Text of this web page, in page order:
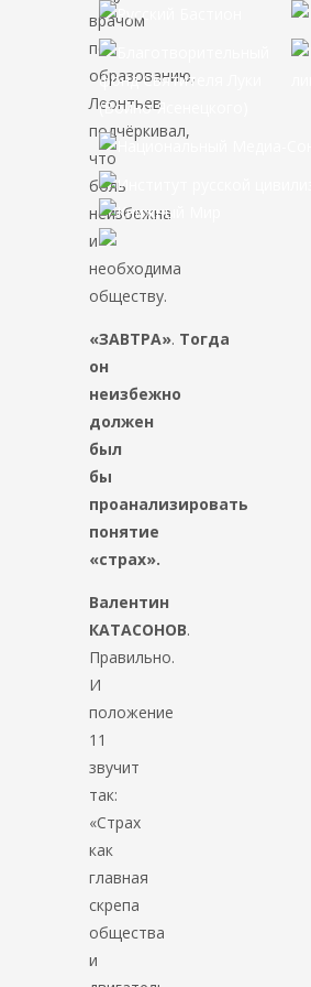
врачом
по
образованию,
Леонтьев
подчёркивал,
что
боль
неизбежна
и
необходима
обществу.
«ЗАВТРА». Тогда
он
неизбежно
должен
был
бы
проанализировать
понятие
«страх».
Валентин
КАТАСОНОВ.
Правильно.
И
положение
11
звучит
так:
«Страх
как
главная
скрепа
общества
и